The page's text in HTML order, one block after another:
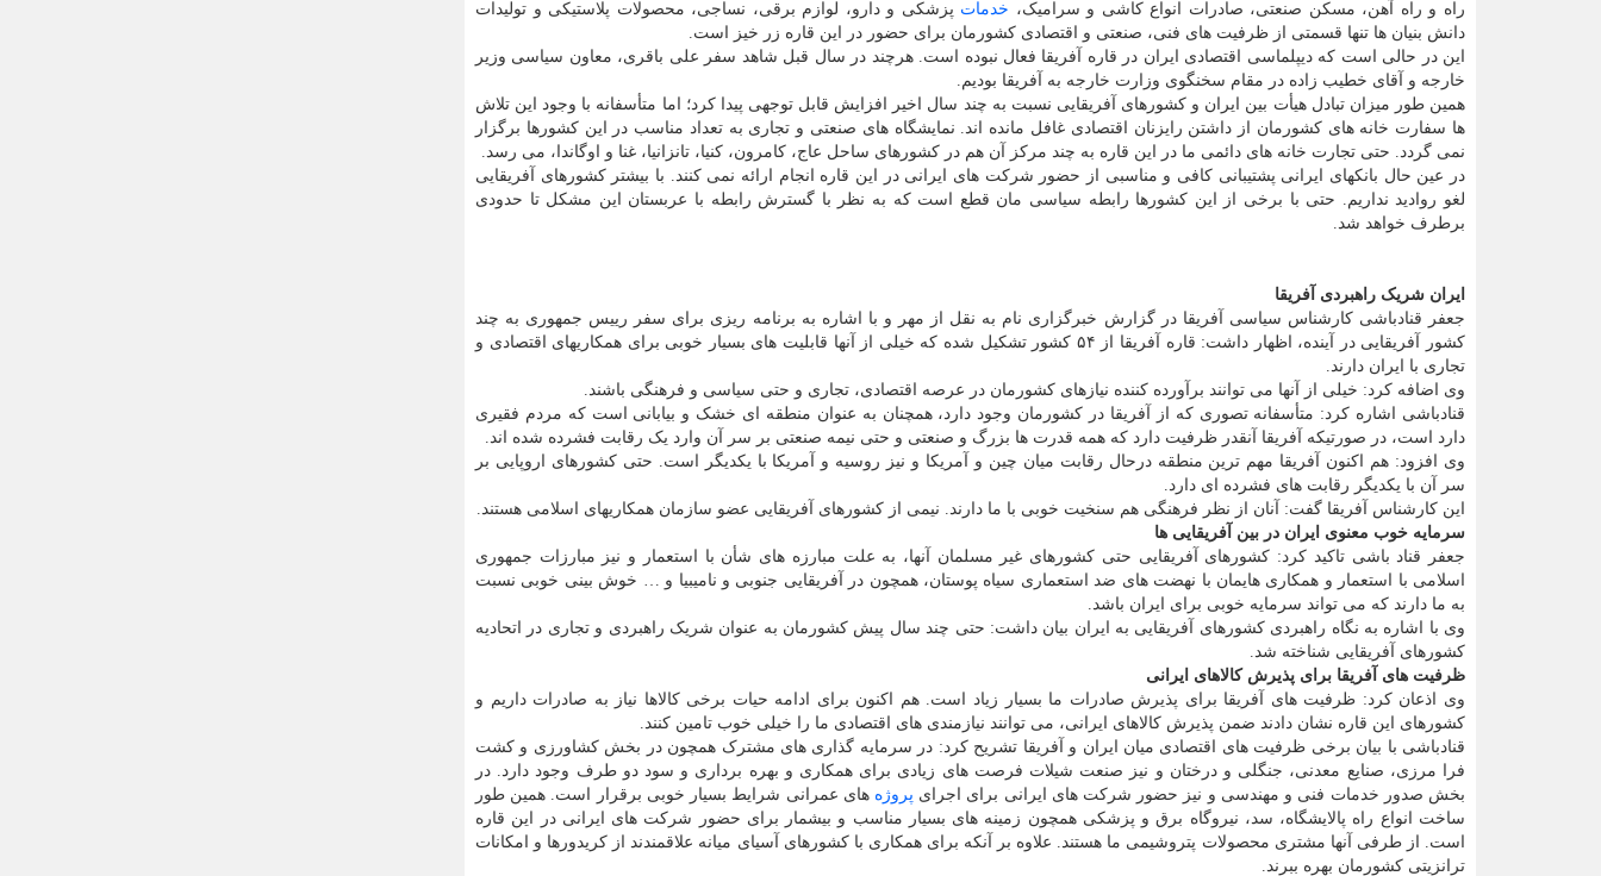
راه و راه آهن، مسکن صنعتی، صادرات انواع کاشی و سرامیک، خدمات پزشکی و دارو، لوازم برقی، نساجی، محصولات پلاستیکی و تولیدات
دانش بنیان ها تنها قسمتی از ظرفیت های فنی، صنعتی و اقتصادی کشورمان برای حضور در این قاره زر خیز است.
این در حالی است که دیپلماسی اقتصادی ایران در قاره آفریقا فعال نبوده است. هرچند در سال قبل شاهد سفر علی باقری، معاون سیاسی وزیر
خارجه و آقای خطیب زاده در مقام سخنگوی وزارت خارجه به آفریقا بودیم.
همین طور میزان تبادل هیأت بین ایران و کشورهای آفریقایی نسبت به چند سال اخیر افزایش قابل توجهی پیدا کرد؛ اما متأسفانه با وجود این تلاش
ها سفارت خانه های کشورمان از داشتن رایزنان اقتصادی غافل مانده اند. نمایشگاه های صنعتی و تجاری به تعداد مناسب در این کشورها برگزار
نمی گردد. حتی تجارت خانه های دائمی ما در این قاره به چند مرکز آن هم در کشورهای ساحل عاج، کامرون، کنیا، تانزانیا، غنا و اوگاندا، می رسد.
در عین حال بانکهای ایرانی پشتیبانی کافی و مناسبی از حضور شرکت های ایرانی در این قاره انجام ارائه نمی کنند. با بیشتر کشورهای آفریقایی
لغو روادید نداریم. حتی با برخی از این کشورها رابطه سیاسی مان قطع است که به نظر با گسترش رابطه با عربستان این مشکل تا حدودی
برطرف خواهد شد.
ایران شریک راهبردی آفریقا
جعفر قنادباشی کارشناس سیاسی آفریقا در گزارش خبرگزاری نام به نقل از مهر و با اشاره به برنامه ریزی برای سفر رییس جمهوری به چند
کشور آفریقایی در آینده، اظهار داشت: قاره آفریقا از ۵۴ کشور تشکیل شده که خیلی از آنها قابلیت های بسیار خوبی برای همکاریهای اقتصادی و
تجاری با ایران دارند.
وی اضافه کرد: خیلی از آنها می توانند برآورده کننده نیازهای کشورمان در عرصه اقتصادی، تجاری و حتی سیاسی و فرهنگی باشند.
قنادباشی اشاره کرد: متأسفانه تصوری که از آفریقا در کشورمان وجود دارد، همچنان به عنوان منطقه ای خشک و بیابانی است که مردم فقیری
دارد است، در صورتیکه آفریقا آنقدر ظرفیت دارد که همه قدرت ها بزرگ و صنعتی و حتی نیمه صنعتی بر سر آن وارد یک رقابت فشرده شده اند.
وی افزود: هم اکنون آفریقا مهم ترین منطقه درحال رقابت میان چین و آمریکا و نیز روسیه و آمریکا با یکدیگر است. حتی کشورهای اروپایی بر
سر آن با یکدیگر رقابت های فشرده ای دارد.
این کارشناس آفریقا گفت: آنان از نظر فرهنگی هم سنخیت خوبی با ما دارند. نیمی از کشورهای آفریقایی عضو سازمان همکاریهای اسلامی هستند.
سرمایه خوب معنوی ایران در بین آفریقایی ها
جعفر قناد باشی تاکید کرد: کشورهای آفریقایی حتی کشورهای غیر مسلمان آنها، به علت مبارزه های شأن با استعمار و نیز مبارزات جمهوری
اسلامی با استعمار و همکاری هایمان با نهضت های ضد استعماری سیاه پوستان، همچون در آفریقایی جنوبی و نامیبیا و … خوش بینی خوبی نسبت
به ما دارند که می تواند سرمایه خوبی برای ایران باشد.
وی با اشاره به نگاه راهبردی کشورهای آفریقایی به ایران بیان داشت: حتی چند سال پیش کشورمان به عنوان شریک راهبردی و تجاری در اتحادیه
کشورهای آفریقایی شناخته شد.
ظرفیت های آفریقا برای پذیرش کالاهای ایرانی
وی اذعان کرد: ظرفیت های آفریقا برای پذیرش صادرات ما بسیار زیاد است. هم اکنون برای ادامه حیات برخی کالاها نیاز به صادرات داریم و
کشورهای این قاره نشان دادند ضمن پذیرش کالاهای ایرانی، می توانند نیازمندی های اقتصادی ما را خیلی خوب تامین کنند.
قنادباشی با بیان برخی ظرفیت های اقتصادی میان ایران و آفریقا تشریح کرد: در سرمایه گذاری های مشترک همچون در بخش کشاورزی و کشت
فرا مرزی، صنایع معدنی، جنگلی و درختان و نیز صنعت شیلات فرصت های زیادی برای همکاری و بهره برداری و سود دو طرف وجود دارد. در
بخش صدور خدمات فنی و مهندسی و نیز حضور شرکت های ایرانی برای اجرای پروژه های عمرانی شرایط بسیار خوبی برقرار است. همین طور
ساخت انواع راه پالایشگاه، سد، نیروگاه برق و پزشکی همچون زمینه های بسیار مناسب و بیشمار برای حضور شرکت های ایرانی در این قاره
است. از طرفی آنها مشتری محصولات پتروشیمی ما هستند. علاوه بر آنکه برای همکاری با کشورهای آسیای میانه علاقمندند از کریدورها و امکانات
ترانزیتی کشورمان بهره ببرند.